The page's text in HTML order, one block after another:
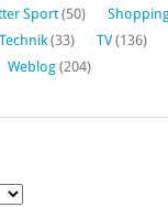
Sport(50)
Technik(33) TV(136)
Weblog (204)